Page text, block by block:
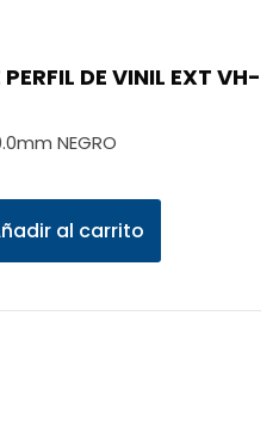
DE VINIL EXT VH-
NEGRO
al carrito